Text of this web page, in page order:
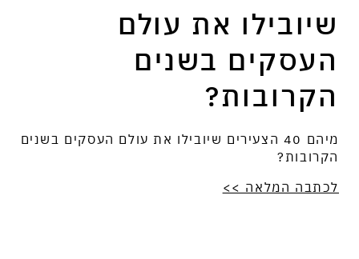
מיהם 40 הצעירים
את עולם
בשנים
מיהם 40 הצעירים שיובילו את עולם העסקים בשנים
הקרובות?
לכתבה המלאה >>